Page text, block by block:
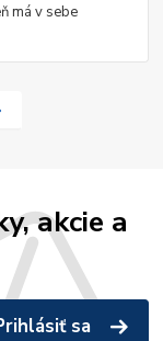
má v sebe
akcie a
sa